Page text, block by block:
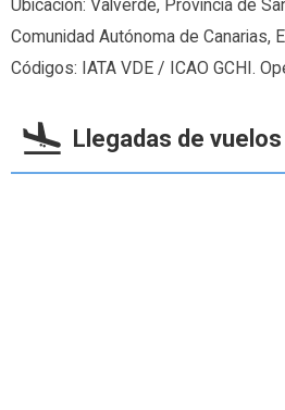
Ubicación: Valverde, Provincia de
Comunidad Autónoma de Canarias,
Códigos: IATA VDE / ICAO GCHI.
Llegadas de vuelos